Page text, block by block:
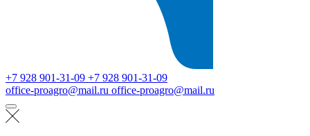
+7 928 901-31-09 +7 928 901-31-09
office-proagro@mail.ru office-proagro@mail.ru